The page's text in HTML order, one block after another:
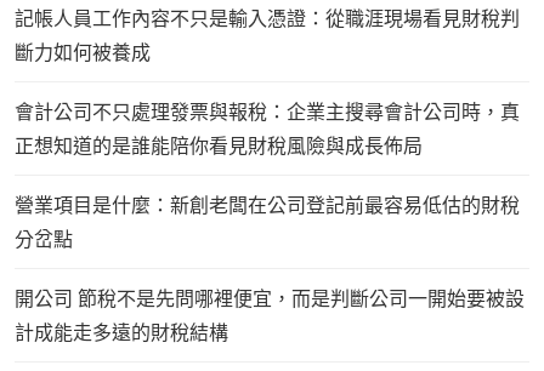
記帳人員工作內容不只是輸入憑證：從職涯現場看見財稅判
斷力如何被養成
會計公司不只處理發票與報稅：企業主搜尋會計公司時，真
正想知道的是誰能陪你看見財稅風險與成長佈局
營業項目是什麼：新創老闆在公司登記前最容易低估的財稅
分岔點
開公司 節稅不是先問哪裡便宜，而是判斷公司一開始要被設
計成能走多遠的財稅結構